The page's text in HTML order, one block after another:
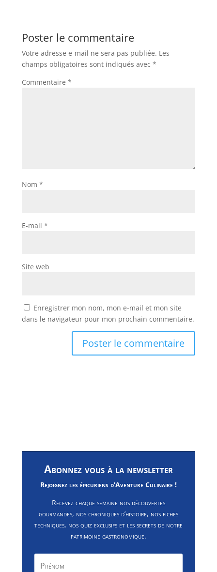
Poster le commentaire
Votre adresse e-mail ne sera pas publiée. Les
champs obligatoires sont indiqués avec *
Commentaire *
Nom *
E-mail *
Site web
Enregistrer mon nom, mon e-mail et mon site
dans le navigateur pour mon prochain commentaire.
Abonnez vous à la newsletter
Rejoignez les épicuriens d’Aventure Culinaire !
Recevez chaque semaine nos découvertes
gourmandes, nos chroniques d’histoire, nos fiches
techniques, nos quiz exclusifs et les secrets de notre
patrimoine gastronomique.